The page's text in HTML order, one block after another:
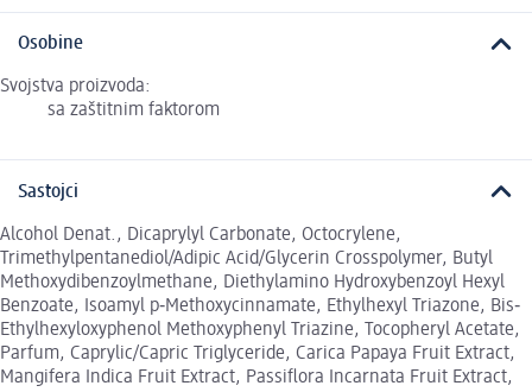
Osobine
Svojstva proizvoda:
sa zaštitnim faktorom
Sastojci
Alcohol Denat., Dicaprylyl Carbonate, Octocrylene,
Trimethylpentanediol/Adipic Acid/Glycerin Crosspolymer, Butyl
Methoxydibenzoylmethane, Diethylamino Hydroxybenzoyl Hexyl
Benzoate, Isoamyl p‐Methoxycinnamate, Ethylhexyl Triazone, Bis‐
Ethylhexyloxyphenol Methoxyphenyl Triazine, Tocopheryl Acetate,
Parfum, Caprylic/Capric Triglyceride, Carica Papaya Fruit Extract,
Mangifera Indica Fruit Extract, Passiflora Incarnata Fruit Extract,